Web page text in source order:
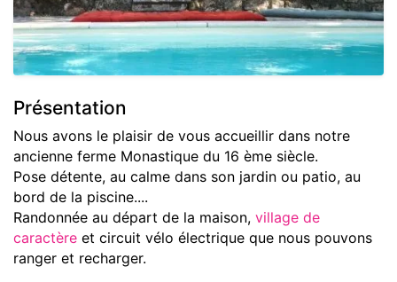
Présentation
Nous avons le plaisir de vous accueillir dans notre
ancienne ferme Monastique du 16 ème siècle.
Pose détente, au calme dans son jardin ou patio, au
bord de la piscine....
Randonnée au départ de la maison, village de
caractère et circuit vélo électrique que nous pouvons
ranger et recharger.